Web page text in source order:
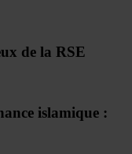
de la RSE
islamique :